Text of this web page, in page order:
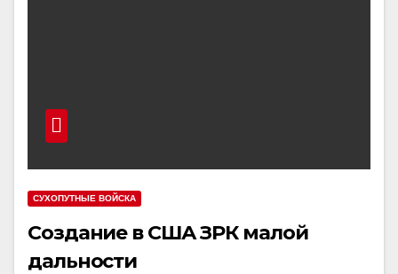
СУХОПУТНЫЕ ВОЙСКА
Создание в США ЗРК малой
дальности